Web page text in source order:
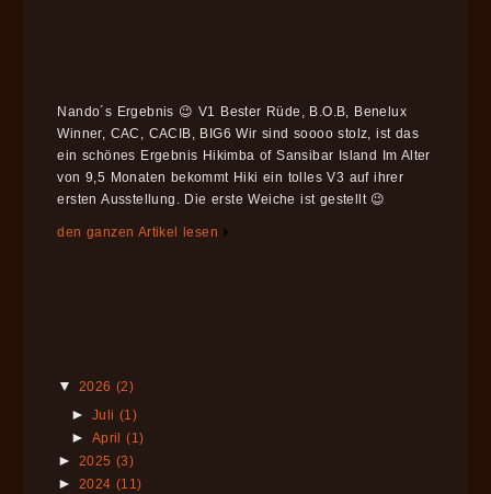
Nando´s Ergebnis 😉 V1 Bester Rüde, B.O.B, Benelux
Winner, CAC, CACIB, BIG6 Wir sind soooo stolz, ist das
ein schönes Ergebnis Hikimba of Sansibar Island Im Alter
von 9,5 Monaten bekommt Hiki ein tolles V3 auf ihrer
ersten Ausstellung. Die erste Weiche ist gestellt 😉
den ganzen Artikel lesen
▼ 2026 (2)
► Juli (1)
► April(1)
► 2025 (3)
► 2024 (11)